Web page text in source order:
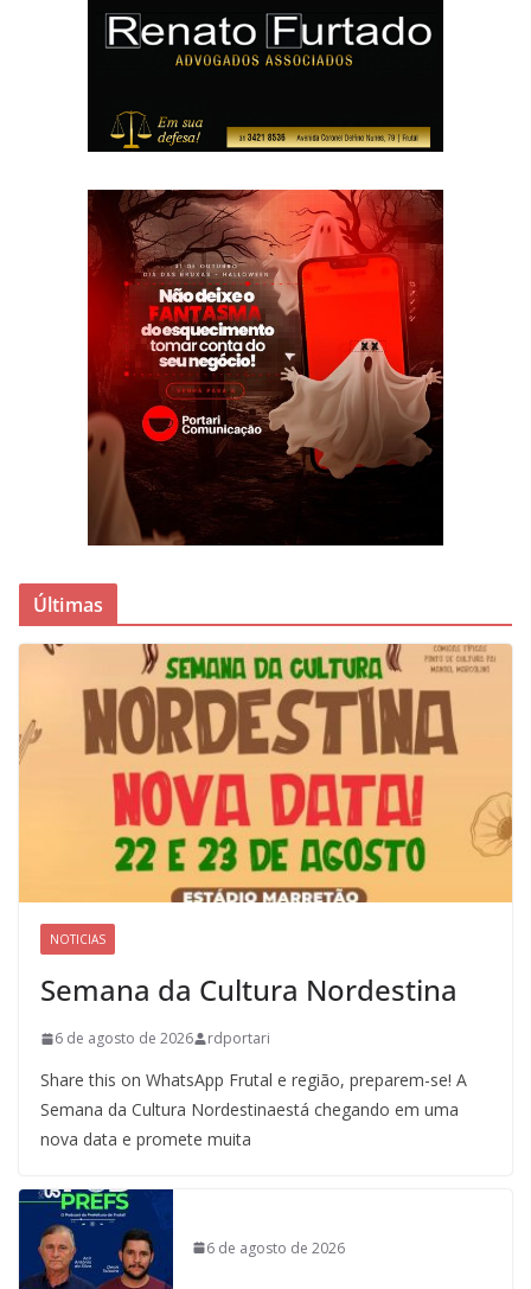
Últimas
NOTICIAS
Semana da Cultura Nordestina
6 de agosto de 2026 rdportari
Share this on WhatsApp Frutal e região, preparem-se! A
Semana da Cultura Nordestinaestá chegando em uma
nova data e promete muita
6 de agosto de 2026